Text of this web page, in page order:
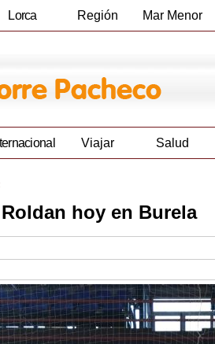
Lorca Región Mar Menor
Viajar Salud
hoy en Burela